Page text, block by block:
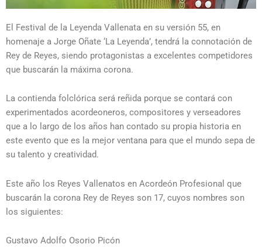
El Festival de la Leyenda Vallenata en su versión 55, en
homenaje a Jorge Oñate ‘La Leyenda’, tendrá la connotación de
Rey de Reyes, siendo protagonistas a excelentes competidores
que buscarán la máxima corona.
La contienda folclórica será reñida porque se contará con
experimentados acordeoneros, compositores y verseadores
que a lo largo de los años han contado su propia historia en
este evento que es la mejor ventana para que el mundo sepa de
su talento y creatividad.
Este año los Reyes Vallenatos en Acordeón Profesional que
buscarán la corona Rey de Reyes son 17, cuyos nombres son
los siguientes:
Gustavo Adolfo Osorio Picón